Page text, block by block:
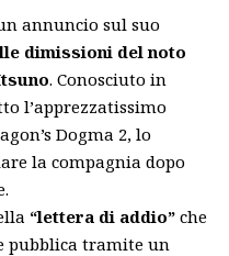
annuncio sul suo
dimissioni del noto
. Conosciuto in
l’apprezzatissimo
Dogma 2, lo
la compagnia dopo
“lettera di addio” che
pubblica tramiteun